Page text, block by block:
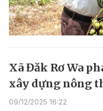
Xã Đăk Rơ Wa
xây dựng nông
09/12/2025 16:22